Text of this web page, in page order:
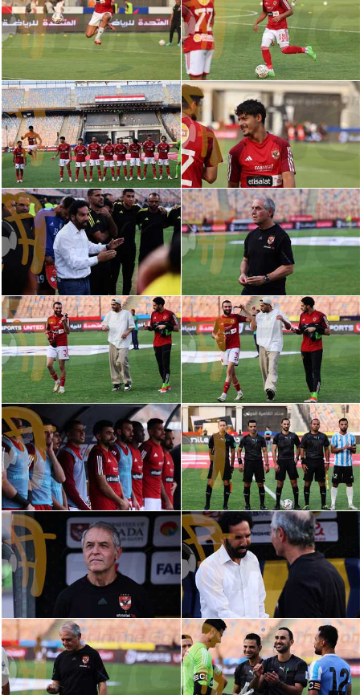
الدوري الفرنسي
الدوري السعودي للمحترفين
دوري أبطال أوروبا
دوري أبطال إفريقيا
كل البطولات
أقسام
الكرة المصرية
الدوري المصري
الكرة الأوروبية
الكرة الإفريقية
منتخب مصر
سعودي في الجول
الدوري الإنجليزي
الدوري الإسباني
دوري أبطال أوروبا
القسم الثاني
رياضات أخرى
أمم إفريقيا
كرة السلة الأمريكية
كرة سلة
كرة يد